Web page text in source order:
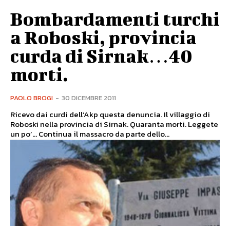
Bombardamenti turchi
a Roboski, provincia
curda di Sirnak…40
morti.
PAOLO BROGI - 30 DICEMBRE 2011
Ricevo dai curdi dell’Akp questa denuncia. Il villaggio di
Roboski nella provincia di Sirnak. Quaranta morti. Leggete
un po’… Continua il massacro da parte dello...